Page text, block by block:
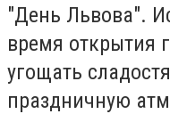
"День Львова".
время открытия
угощать
праздничную